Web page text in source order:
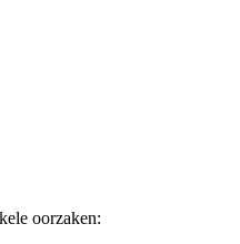
oorzaken: